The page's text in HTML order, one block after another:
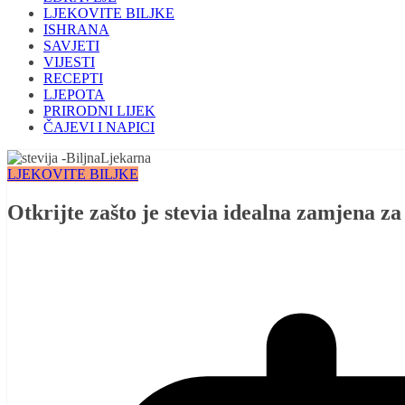
LJEKOVITE BILJKE
ISHRANA
SAVJETI
VIJESTI
RECEPTI
LJEPOTA
PRIRODNI LIJEK
ČAJEVI I NAPICI
LJEKOVITE BILJKE
Otkrijte zašto je stevia idealna zamjena za